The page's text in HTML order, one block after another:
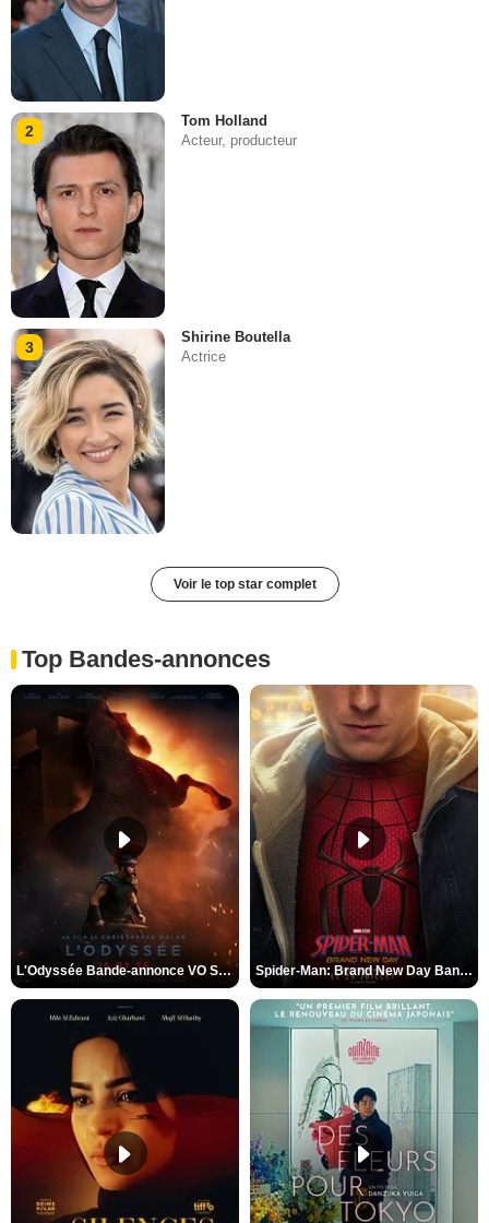
2
Tom Holland
Acteur, producteur
3
Shirine Boutella
Actrice
Voir le top star complet
Top Bandes-annonces
L'Odyssée Bande-annonce VO STFR Spider-Man: Brand New Day Bande-annonce VO STFR